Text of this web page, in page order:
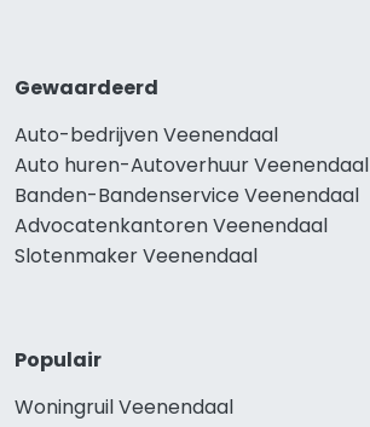
Gewaardeerd
Auto-bedrijven Veenendaal
Auto huren-Autoverhuur Veenendaal
Banden-Bandenservice Veenendaal
Advocatenkantoren Veenendaal
Slotenmaker Veenendaal
Populair
Woningruil Veenendaal